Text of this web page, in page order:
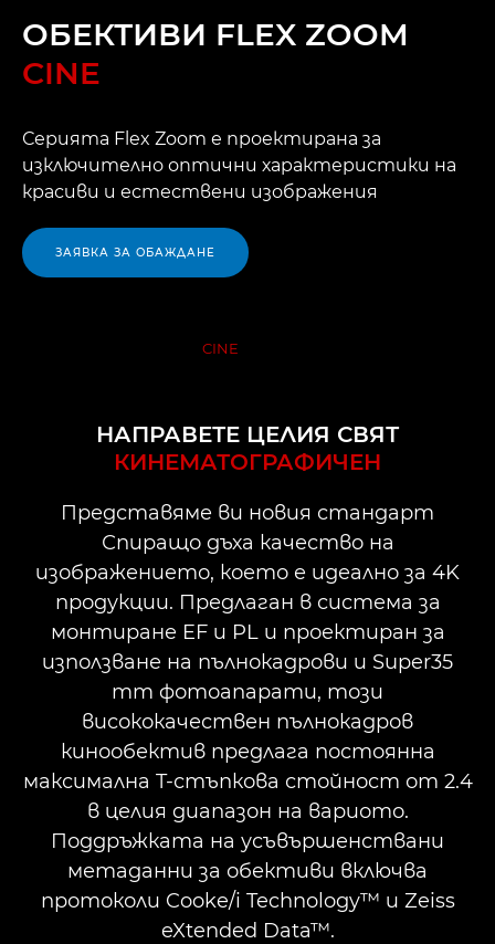
ОБЕКТИВИ FLEX ZOOM
CINE
Серията Flex Zoom е проектирана за
изключително оптични характеристики на
красиви и естествени изображения
ЗАЯВКА ЗА ОБАЖДАНЕ
CINE
ПРЕДИМСТВА
ДИАПАЗОН НА FLEX ZOOM
НАПРАВЕТЕ ЦЕЛИЯ СВЯТ
КИНЕМАТОГРАФИЧЕН
Представяме ви новия стандарт
Спиращо дъха качество на
изображението, което е идеално за 4K
продукции. Предлаган в система за
монтиране EF и PL и проектиран за
използване на пълнокадрови и Super35
mm фотоапарати, този
висококачествен пълнокадров
кинообектив предлага постоянна
максимална T-стъпкова стойност от 2.4
в целия диапазон на вариото.
Поддръжката на усъвършенствани
метаданни за обективи включва
протоколи Cooke/i Technology™ и Zeiss
eXtended Data™.